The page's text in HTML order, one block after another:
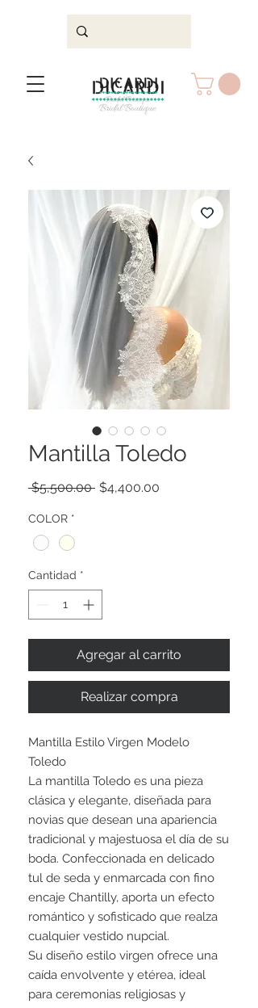
Mantilla Toledo
$5,500.00 Precio
$4,400.00
COLOR *
Cantidad *
Agregar al carrito
Realizar compra
Mantilla Estilo Virgen Modelo
Toledo
La mantilla Toledo es una pieza
clásica y elegante, diseñada para
novias que desean una apariencia
tradicional y majestuosa el día de su
boda. Confeccionada en delicado
tul de seda y enmarcada con fino
encaje Chantilly, aporta un efecto
romántico y sofisticado que realza
cualquier vestido nupcial.
Su diseño estilo virgen ofrece una
caída envolvente y etérea, ideal
para ceremonias religiosas y